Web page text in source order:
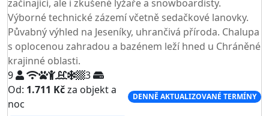
začínající, ale i zkušené lyžaře a snowboardisty.
Výborné technické zázemí včetně sedačkové lanovky.
Půvabný výhled na Jeseníky, uhrančivá příroda. Chalupa
s oplocenou zahradou a bazénem leží hned u Chráněné
krajinné oblasti.
9
3
Od: 1.711 Kčza objekt a
noc
DENNĚ AKTUALIZOVANÉ TERMÍNY